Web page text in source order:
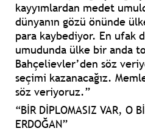
kayyımlardan medet
dünyanın gözü önünde
para kaybediyor. En ufak
umudunda ülke bir anda
Bahçelievler’den söz
seçimi kazanacağız.
söz veriyoruz.”
“BİR DİPLOMASIZ VAR, O
ERDOĞAN”